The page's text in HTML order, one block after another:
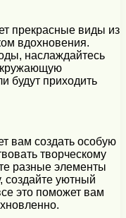
прекрасные виды из
вдохновения.
наслаждайтесь
будут приходить
вам создать особую
творческому
разные элементы
создайте уютный
это поможет вам